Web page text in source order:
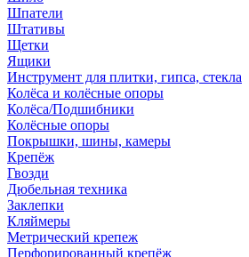
Шпатели
Штативы
Щетки
Ящики
Инструмент для плитки, гипса, стекла
Колёса и колёсные опоры
Колёса/Подшибники
Колёсные опоры
Покрышки, шины, камеры
Крепёж
Гвозди
Дюбельная техника
Заклепки
Кляймеры
Метрический крепеж
Перфорированный крепёж